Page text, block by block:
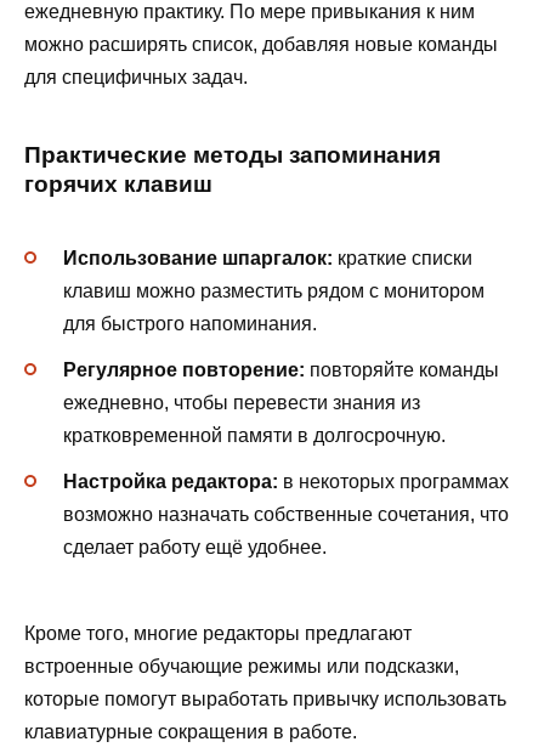
ежедневную практику. По мере привыкания к ним
можно расширять список, добавляя новые команды
для специфичных задач.
Практические методы запоминания
горячих клавиш
Использование шпаргалок: краткие списки
клавиш можно разместить рядом с монитором
для быстрого напоминания.
Регулярное повторение: повторяйте команды
ежедневно, чтобы перевести знания из
кратковременной памяти в долгосрочную.
Настройка редактора: в некоторых программах
возможно назначать собственные сочетания, что
сделает работу ещё удобнее.
Кроме того, многие редакторы предлагают
встроенные обучающие режимы или подсказки,
которые помогут выработать привычку использовать
клавиатурные сокращения в работе.